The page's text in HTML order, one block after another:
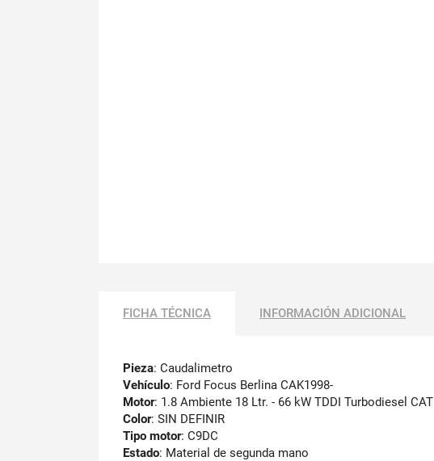
FICHA TÉCNICA INFORMACIÓN ADICIONAL
Pieza: Caudalimetro
Vehículo: Ford Focus Berlina CAK1998-
Motor: 1.8 Ambiente 18 Ltr. - 66 kW TDDI Turbodiesel CAT
Color: SIN DEFINIR
Tipo motor: C9DC
Estado: Material de segunda mano